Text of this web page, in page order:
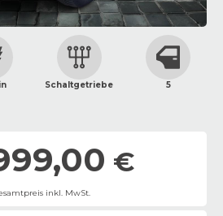
Schaltgetriebe 5
€
inkl. MwSt.